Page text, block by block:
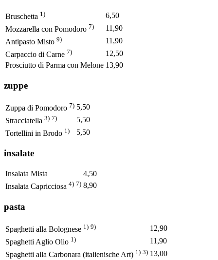
Bruschetta 1)
6,50
Mozzarella con Pomodoro 7)
11,90
Antipasto Misto 9)
11,90
Carpaccio di Carne 7)
12,50
Prosciutto di Parma con Melone 13,90
zuppe
Zuppa di Pomodoro 7) 5,50
Stracciatella 3) 7)
5,50
Tortellini in Brodo 1) 5,50
insalate
Insalata Mista
4,50
Insalata Capricciosa 4) 7) 8,90
pasta
Spaghetti alla Bolognese 1) 9)
12,90
Spaghetti Aglio Olio 1)
11,90
Spaghetti alla Carbonara (italienische Art) 1) 3) 13,00